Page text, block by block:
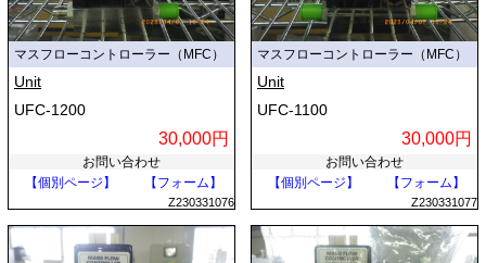
マスフローコントローラー（MFC）
Unit
UFC-1200
30,000円
お問い合わせ
【個別ページ】
【フォーム】
Z230331076
マスフローコントローラー（MFC）
Unit
UFC-1100
30,000円
お問い合わせ
【個別ページ】
【フォーム】
Z230331077